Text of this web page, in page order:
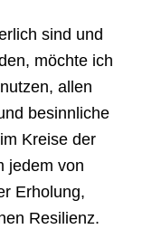
sind und
möchte ich
allen
besinnliche
Kreise der
jedem von
Erholung,
Resilienz.